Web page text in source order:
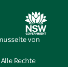
von
Rechte